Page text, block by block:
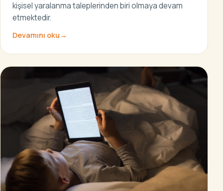
kişisel yaralanma taleplerinden biri olmaya devam
etmektedir.
Devamını oku →